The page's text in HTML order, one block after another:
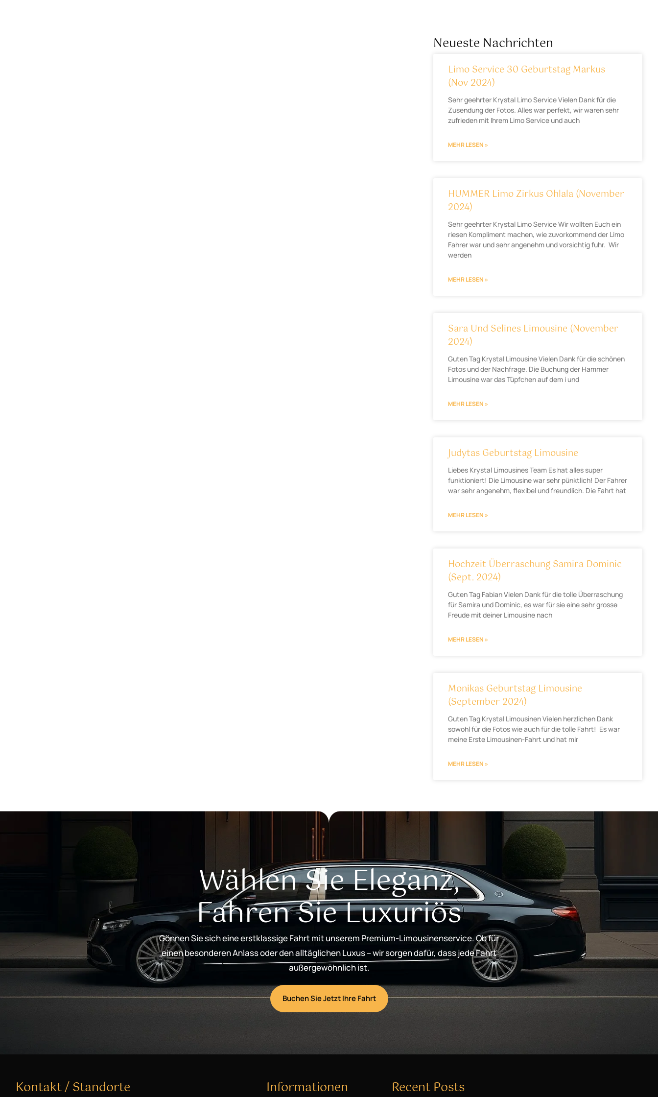
Neueste Nachrichten
Limo Service 30 Geburtstag Markus
(Nov 2024)
Sehr geehrter Krystal Limo Service Vielen Dank für die
Zusendung der Fotos. Alles war perfekt, wir waren sehr
zufrieden mit Ihrem Limo Service und auch
MEHR LESEN »
HUMMER Limo Zirkus Ohlala (November
2024)
Sehr geehrter Krystal Limo Service Wir wollten Euch ein
riesen Kompliment machen, wie zuvorkommend der Limo
Fahrer war und sehr angenehm und vorsichtig fuhr. Wir
werden
MEHR LESEN »
Sara Und Selines Limousine (November
2024)
Guten Tag Krystal Limousine Vielen Dank für die schönen
Fotos und der Nachfrage. Die Buchung der Hammer
Limousine war das Tüpfchen auf dem i und
MEHR LESEN »
Judytas Geburtstag Limousine
Liebes Krystal Limousines Team Es hat alles super
funktioniert! Die Limousine war sehr pünktlich! Der Fahrer
war sehr angenehm, flexibel und freundlich. Die Fahrt hat
MEHR LESEN »
Hochzeit Überraschung Samira Dominic
(Sept. 2024)
Guten Tag Fabian Vielen Dank für die tolle Überraschung
für Samira und Dominic, es war für sie eine sehr grosse
Freude mit deiner Limousine nach
MEHR LESEN »
Monikas Geburtstag Limousine
(September 2024)
Guten Tag Krystal Limousinen Vielen herzlichen Dank
sowohl für die Fotos wie auch für die tolle Fahrt! Es war
meine Erste Limousinen-Fahrt und hat mir
MEHR LESEN »
Wählen Sie Eleganz,
Fahren Sie Luxuriös
Gönnen Sie sich eine erstklassige Fahrt mit unserem Premium-Limousinenservice. Ob für
einen besonderen Anlass oder den alltäglichen Luxus – wir sorgen dafür, dass jede Fahrt
außergewöhnlich ist.
Buchen Sie Jetzt Ihre Fahrt
Kontakt / Standorte Informationen Recent Posts